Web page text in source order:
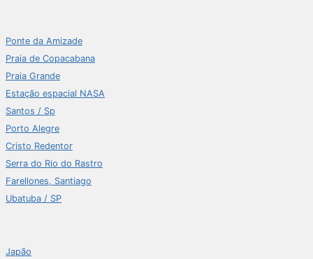
Ponte da Amizade
Praia de Copacabana
Praia Grande
Estação espacial NASA
Santos / Sp
Porto Alegre
Cristo Redentor
Serra do Rio do Rastro
Farellones, Santiago
Ubatuba / SP
Japão